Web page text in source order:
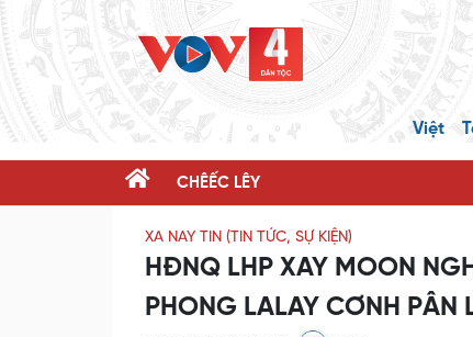
Việt
CHÊẾC LÊY
XA NAY TIN (TIN TỨC, SỰ KIỆN)
HĐNQ LHP XAY MOON
PHONG LALAY CƠNH PÂN